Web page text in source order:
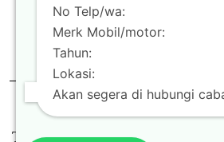
Theme byScissor Themes
No Telp/wa:
Merk Mobil/motor:
Tahun:
Lokasi:
Akan segera di hubungi